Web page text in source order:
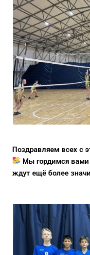
Поздравляем всех с
Мы гордимся вами
ждут ещё более